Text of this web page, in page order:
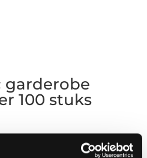
garderobe
100 stuks